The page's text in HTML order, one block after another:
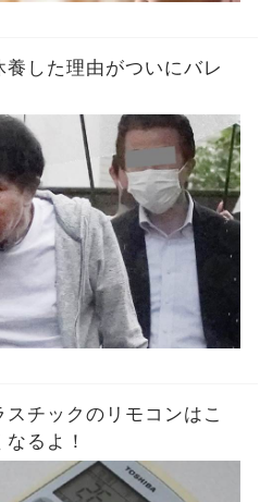
養した理由がついにバレ
チックのリモコンはこ
るよ！